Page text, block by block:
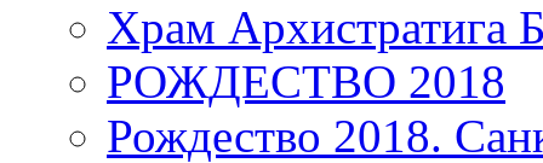
Храм
РОЖДЕСТВО 2018
Рождество 2018.